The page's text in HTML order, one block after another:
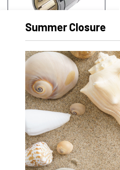
SFERAX HT 1626 XA
Summer Closure